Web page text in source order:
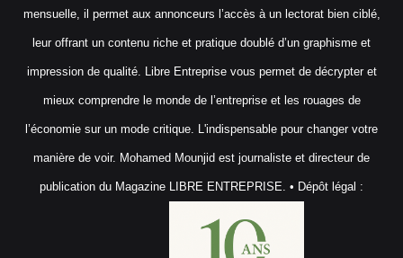
mensuelle, il permet aux annonceurs l’accès à un lectorat bien ciblé,
leur offrant un contenu riche et pratique doublé d’un graphisme et
impression de qualité. Libre Entreprise vous permet de décrypter et
mieux comprendre le monde de l’entreprise et les rouages de
l’économie sur un mode critique. L'indispensable pour changer votre
manière de voir. Mohamed Mounjid est journaliste et directeur de
publication du Magazine LIBRE ENTREPRISE. • Dépôt légal :